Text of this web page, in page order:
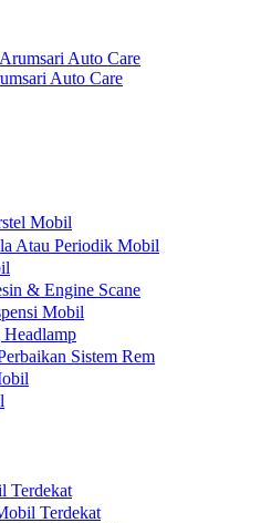
Auto Care
Mobil
Atau Periodik Mobil
& Engine Scane
Mobil
Sistem Rem
Terdekat
Terdekat